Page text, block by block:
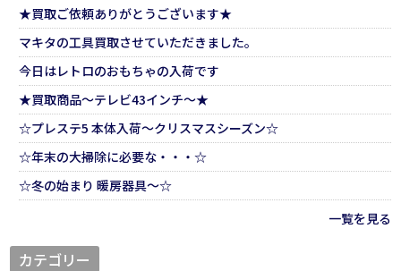
★買取ご依頼ありがとうございます★
マキタの工具買取させていただきました。
今日はレトロのおもちゃの入荷です
★買取商品～テレビ43インチ～★
☆プレステ5 本体入荷～クリスマスシーズン☆
☆年末の大掃除に必要な・・・☆
☆冬の始まり 暖房器具～☆
一覧を見る
カテゴリー